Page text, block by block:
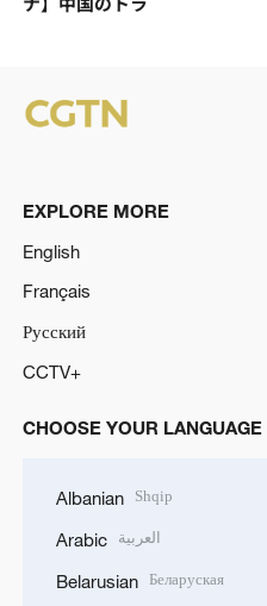
EXPLORE MORE
English
Français
Русский
CCTV+
CHOOSE YOUR LANGUAGE
Albanian Shqip
Arabic العربية
Belarusian Беларуская